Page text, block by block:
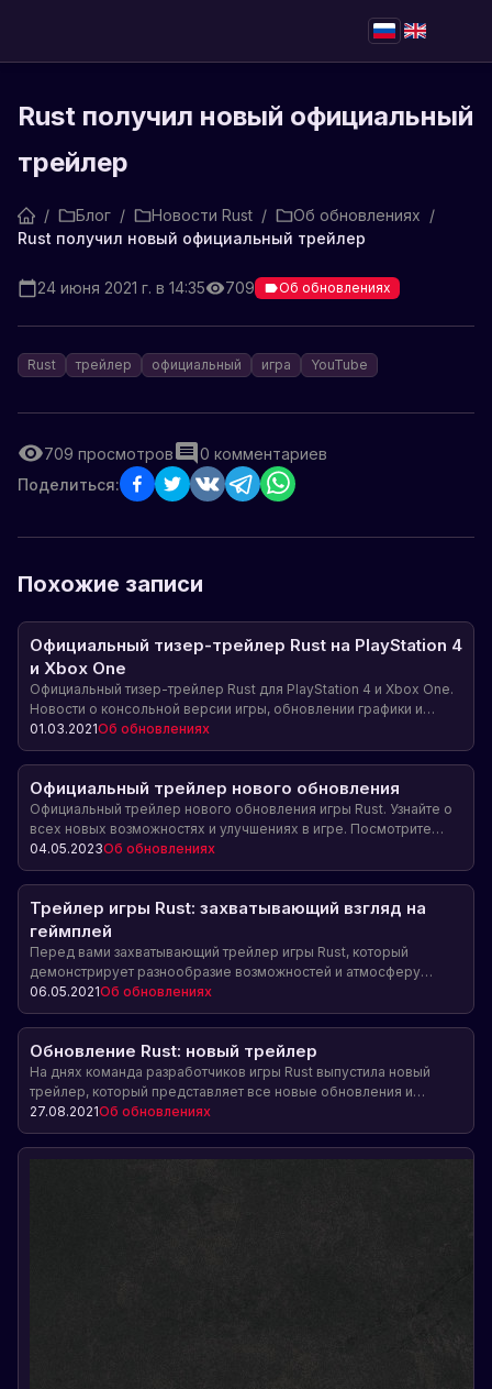
Rust получил новый официальный
трейлер
/ Блог / Новости Rust / Об обновлениях /
Rust получил новый официальный трейлер
24 июня 2021 г. в 14:35 709 Об обновлениях
Rust трейлер официальный игра YouTube
709 просмотров 0 комментариев
Поделиться:
Похожие записи
Официальный тизер-трейлер Rust на PlayStation 4
и Xbox One
Официальный тизер-трейлер Rust для PlayStation 4 и Xbox One.
Новости о консольной версии игры, обновлении графики и
бета-тестировании.
01.03.2021Об обновлениях
Официальный трейлер нового обновления
Официальный трейлер нового обновления игры Rust. Узнайте о
всех новых возможностях и улучшениях в игре. Посмотрите
трейлер прямо сейчас!
04.05.2023Об обновлениях
Трейлер игры Rust: захватывающий взгляд на
геймплей
Перед вами захватывающий трейлер игры Rust, который
демонстрирует разнообразие возможностей и атмосферу
выживания в этой популярной игре в Steam. Узнайте больше о
геймплее, строительстве, битвах и других особенностях Rust!
06.05.2021Об обновлениях
Обновление Rust: новый трейлер
На днях команда разработчиков игры Rust выпустила новый
трейлер, который представляет все новые обновления и
изменения в игре. Узнайте о новых возможностях, ресурсах и
геймплее в обновлении Rust.
27.08.2021Об обновлениях